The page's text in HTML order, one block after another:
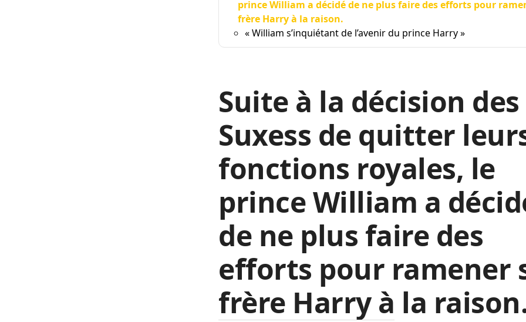
prince William a décidé de ne plus faire des efforts pour
frère Harry à la raison.
« William s’inquiétant de l’avenir du prince Harry »
Suite à la décision des
Suxess de quitter
fonctions royales, le
prince William a
de ne plus faire des
efforts pour ramener
frère Harry à la